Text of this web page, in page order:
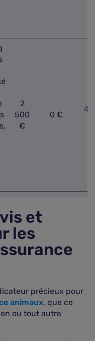
2
500
€
0 €
et
les
précieux pour
animaux, que ce
ou tout autre